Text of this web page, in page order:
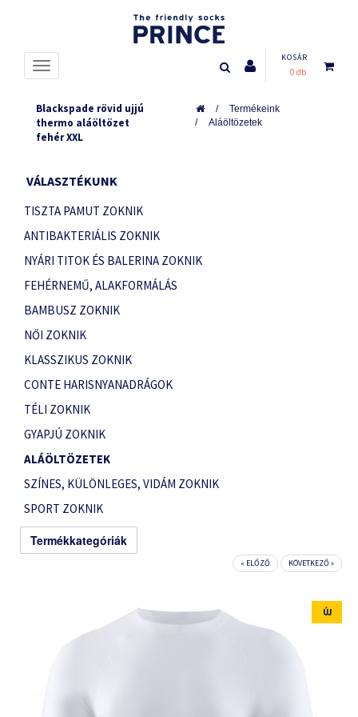
KOSÁR
0 db
Blackspade rövid ujjú
thermo aláöltözet
fehér XXL
Termékeink
Aláöltözetek
VÁLASZTÉKUNK
TISZTA PAMUT ZOKNIK
ANTIBAKTERIÁLIS ZOKNIK
NYÁRI TITOK ÉS BALERINA ZOKNIK
FEHÉRNEMŰ, ALAKFORMÁLÁS
BAMBUSZ ZOKNIK
NŐI ZOKNIK
KLASSZIKUS ZOKNIK
CONTE HARISNYANADRÁGOK
TÉLI ZOKNIK
GYAPJÚ ZOKNIK
ALÁÖLTÖZETEK
SZÍNES, KÜLÖNLEGES, VIDÁM ZOKNIK
SPORT ZOKNIK
Termékkategóriák
« ELŐZŐ KÖVETKEZŐ »
ÚJ